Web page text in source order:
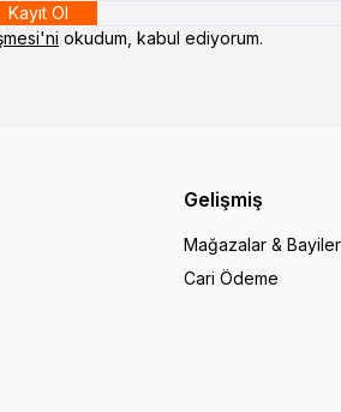
Kayıt Ol
okudum, kabul ediyorum.
Gelişmiş
Mağazalar & Bayiler
Cari Ödeme